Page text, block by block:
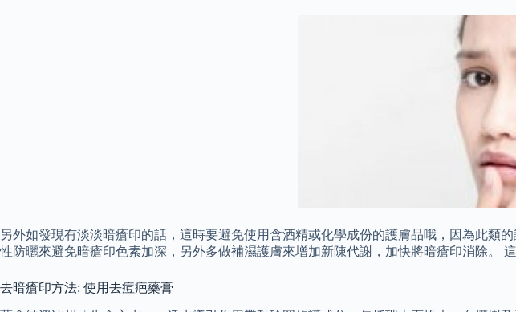
另外如發現有淡淡暗瘡印的話，這時要避免使用含酒精或化學成份的護膚品哦，因為此類
性防曬來避免暗瘡印色素加深，另外多做補濕護膚來增加新陳代謝，加快將暗瘡印消除。
去暗瘡印方法: 使用去痘疤藥膏